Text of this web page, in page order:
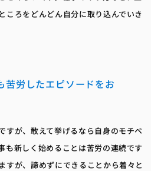
ころをどんどん自分に取り込んでいき
苦労したエピソードをお
すが、敢えて挙げるなら自身のモチベ
も新しく始めることは苦労の連続です
すが、諦めずにできることから着々と